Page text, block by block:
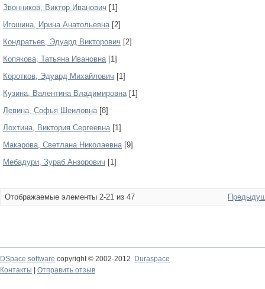
Звонников, Виктор Иванович [1]
Игошина, Ирина Анатольевна[2]
Кондратьев, Эдуард Викторович [2]
Копякова, Татьяна Ивановна[1]
Коротков, Эдуард Михайлович [1]
Кузина, Валентина Владимировна[1]
Левина, Софья Шеиловна[8]
Лохтина, Виктория Сергеевна[1]
Макарова, Светлана Николаевна[9]
Мебадури, Зураб Анзорович [1]
Отображаемые элементы 2-21 из 47
DSpace software copyright © 2002-2012
Duraspace
Контакты
Отправить отзыв